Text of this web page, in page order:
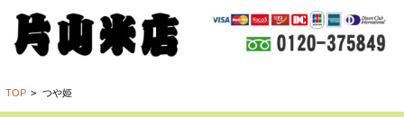
TOP > つや姫